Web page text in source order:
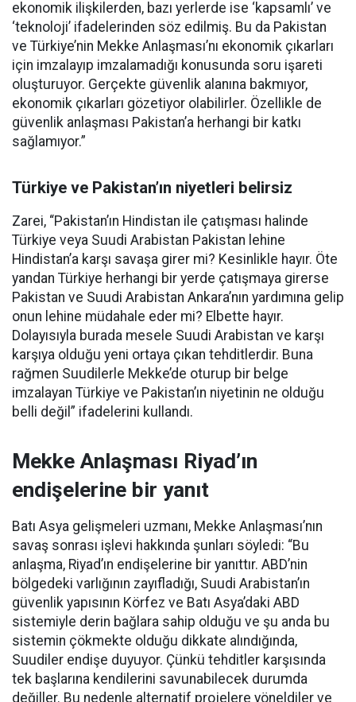
ekonomik ilişkilerden, bazı yerlerde ise ‘kapsamlı’ ve
‘teknoloji’ ifadelerinden söz edilmiş. Bu da Pakistan
ve Türkiye’nin Mekke Anlaşması’nı ekonomik çıkarları
için imzalayıp imzalamadığı konusunda soru işareti
oluşturuyor. Gerçekte güvenlik alanına bakmıyor,
ekonomik çıkarları gözetiyor olabilirler. Özellikle de
güvenlik anlaşması Pakistan’a herhangi bir katkı
sağlamıyor.”
Türkiye ve Pakistan’ın niyetleri belirsiz
Zarei, “Pakistan’ın Hindistan ile çatışması halinde
Türkiye veya Suudi Arabistan Pakistan lehine
Hindistan’a karşı savaşa girer mi? Kesinlikle hayır. Öte
yandan Türkiye herhangi bir yerde çatışmaya girerse
Pakistan ve Suudi Arabistan Ankara’nın yardımına gelip
onun lehine müdahale eder mi? Elbette hayır.
Dolayısıyla burada mesele Suudi Arabistan ve karşı
karşıya olduğu yeni ortaya çıkan tehditlerdir. Buna
rağmen Suudilerle Mekke’de oturup bir belge
imzalayan Türkiye ve Pakistan’ın niyetinin ne olduğu
belli değil” ifadelerini kullandı.
Mekke Anlaşması Riyad’ın
endişelerine bir yanıt
Batı Asya gelişmeleri uzmanı, Mekke Anlaşması’nın
savaş sonrası işlevi hakkında şunları söyledi: “Bu
anlaşma, Riyad’ın endişelerine bir yanıttır. ABD’nin
bölgedeki varlığının zayıfladığı, Suudi Arabistan’ın
güvenlik yapısının Körfez ve Batı Asya’daki ABD
sistemiyle derin bağlara sahip olduğu ve şu anda bu
sistemin çökmekte olduğu dikkate alındığında,
Suudiler endişe duyuyor. Çünkü tehditler karşısında
tek başlarına kendilerini savunabilecek durumda
değiller. Bu nedenle alternatif projelere yöneldiler ve